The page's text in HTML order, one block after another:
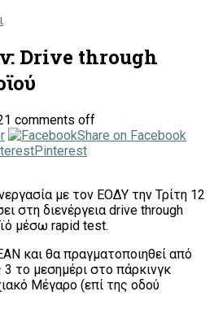
Drive through
comments off
Share on Facebook
Pinterest
με τον ΕΟΔΥ την Τρίτη 12
στη διενέργεια drive through
μέσω rapid test.
και θα πραγματοποιηθεί από
3 το μεσημέρι στο πάρκινγκ
Μέγαρο (επί της οδού